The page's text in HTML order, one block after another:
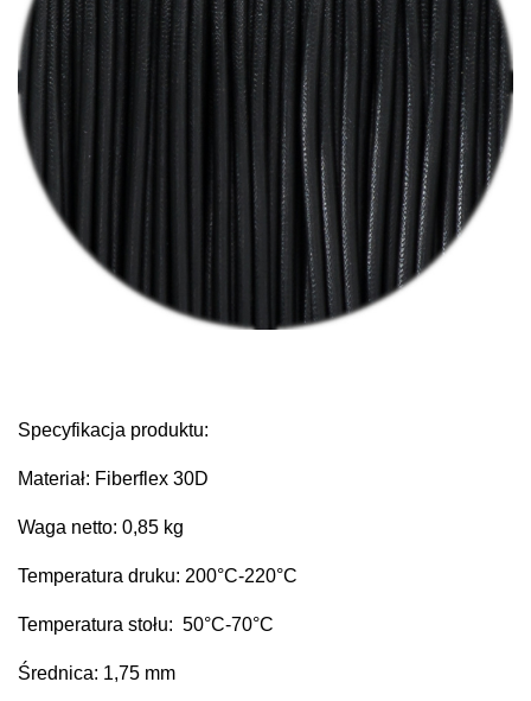
Specyfikacja produktu:
Materiał: Fiberflex 30D
Waga netto: 0,85 kg
Temperatura druku: 200°C-220°C
Temperatura stołu: 50°C-70°C
Średnica: 1,75 mm